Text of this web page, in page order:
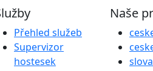
Přehled služeb
Supervizor
hostesek
Naše